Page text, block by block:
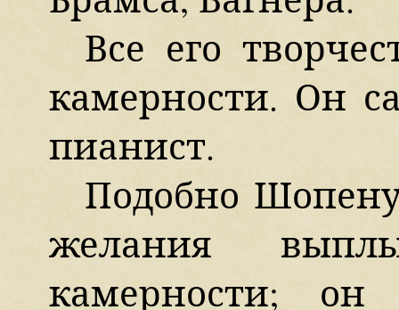
Все его
камерности. Он
пианист.
Подобно
желания
камерности; он